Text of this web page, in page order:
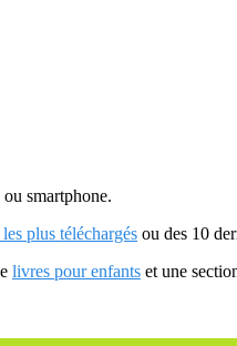
smartphone.
plus téléchargés ou des 10
livres pour enfants et une